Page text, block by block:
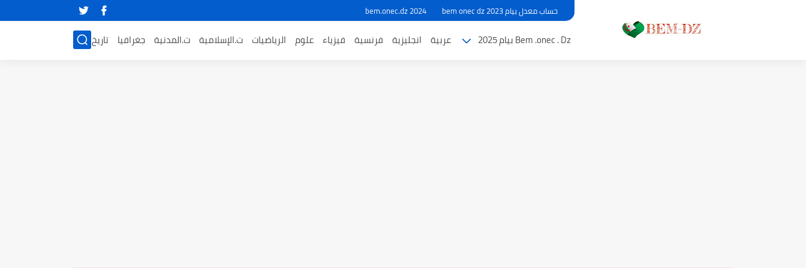
حساب معدل بيام 2023 bem onec dz bem.onec.dz 2024
Bem .onec . Dz بيام 2025 عربية انجليزية فرنسية فيزياء علوم الرياضيات ت.الإسلامية ت.المدنية جغرافيا تاريخ